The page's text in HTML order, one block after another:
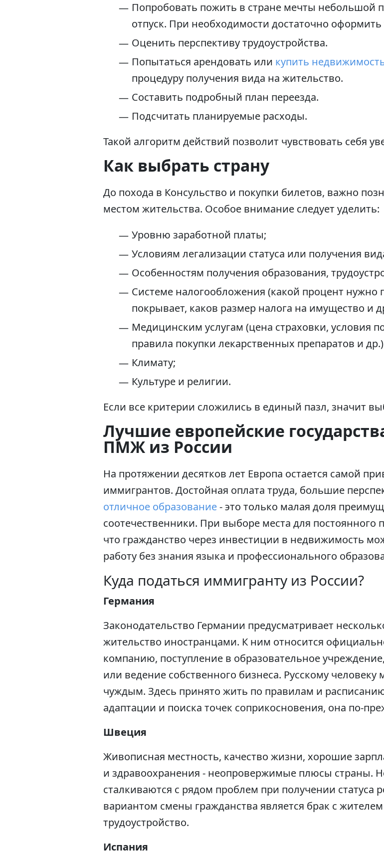
Попробовать пожить в стране мечты небольшой
отпуск. При необходимости достаточно оформить
Оценить перспективу трудоустройства.
Попытаться арендовать или купить
процедуру получения вида на жительство.
Составить подробный план переезда.
Подсчитать планируемые расходы.
Такой алгоритм действий позволит чувствовать себя
Как выбрать страну
До похода в Консульство и покупки билетов, важно
местом жительства. Особое внимание следует уделить:
Уровню заработной платы;
Условиям легализации статуса или получения
Особенностям получения образования,
Системе налогообложения (какой процент нужно
покрывает, каков размер налога на имущество и
Медицинским услугам (цена страховки, условия
правила покупки лекарственных препаратов и др.)
Климату;
Культуре и религии.
Если все критерии сложились в единый пазл, значит
Лучшие европейские
ПМЖ из России
На протяжении десятков лет Европа остается самой
иммигрантов. Достойная оплата труда, большие
отличное образование- это только малая доля
соотечественники. При выборе места для постоянного
что гражданство через инвестиции в недвижимость
работу без знания языка и профессионального
Куда податься иммигранту из России?
Германия
Законодательство Германии предусматривает
жительство иностранцами. К ним относится
компанию, поступление в образовательное
или ведение собственного бизнеса. Русскому
чуждым. Здесь принято жить по правилам и
адаптации и поиска точек соприкосновения, она по-
Швеция
Живописная местность, качество жизни, хорошие
и здравоохранения - неопровержимые плюсы страны.
сталкиваются с рядом проблем при получении
вариантом смены гражданства является брак с
трудоустройство.
Испания